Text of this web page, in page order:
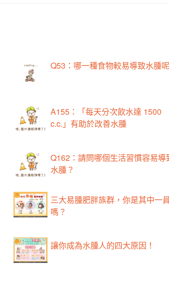
Q53：哪一種食物較易導致水腫
A155：「每天分次飲水達 1500
c.c.」有助於改善水腫
Q162：請問哪個生活習慣容易導
水腫？
三大易腫肥胖族群，你是其中一員
嗎？
讓你成為水腫人的四大原因！